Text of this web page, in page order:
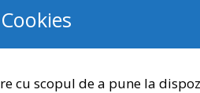
cu scopul de a pune la